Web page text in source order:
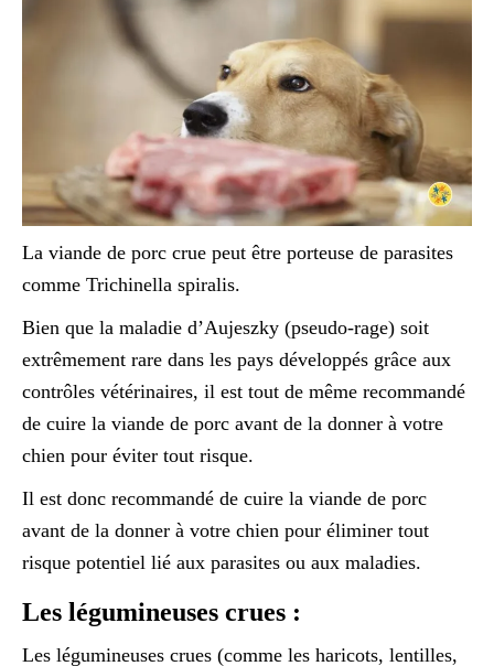
La viande de porc crue peut être porteuse de parasites
comme Trichinella spiralis.
Bien que la maladie d’Aujeszky (pseudo-rage) soit
extrêmement rare dans les pays développés grâce aux
contrôles vétérinaires, il est tout de même recommandé
de cuire la viande de porc avant de la donner à votre
chien pour éviter tout risque.
Il est donc recommandé de cuire la viande de porc
avant de la donner à votre chien pour éliminer tout
risque potentiel lié aux parasites ou aux maladies.
Les légumineuses crues :
Les légumineuses crues (comme les haricots, lentilles,